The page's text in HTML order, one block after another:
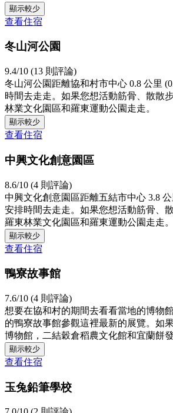
顯示較少
查看住宿
冬山河公園
9.4/10 (13 則評論)
冬山河公園距離協和村市中心 0.8 公里
時間去走走。如果您想活動筋骨、散散
林業文化園區和羅東運動公園走走。
顯示較少
查看住宿
中興文化創意園區
8.6/10 (4 則評論)
中興文化創意園區距離五結市中心 3.8
安排時間去走走。如果您想活動筋骨、
羅東林業文化園區和羅東運動公園走走。
顯示較少
查看住宿
鴨寮故事館
7.6/10 (4 則評論)
想要在協和村的期間去看看當地的博物
的鴨寮故事館參觀這裡最新的展覽。如
博物館，二結穀倉稻農文化館和宜蘭餅
顯示較少
查看住宿
玉兔鉛筆學校